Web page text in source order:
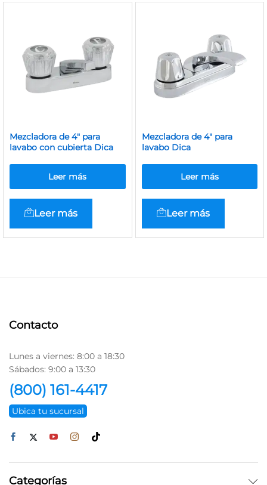
Mezcladora de 4″ para
lavabo con cubierta Dica
Leer más
Leer más
Mezcladora de 4″ para
lavabo Dica
Leer más
Leer más
Contacto
Lunes a viernes: 8:00 a 18:30
Sábados: 9:00 a 13:30
(800) 161-4417
Ubica tu sucursal
Categorías